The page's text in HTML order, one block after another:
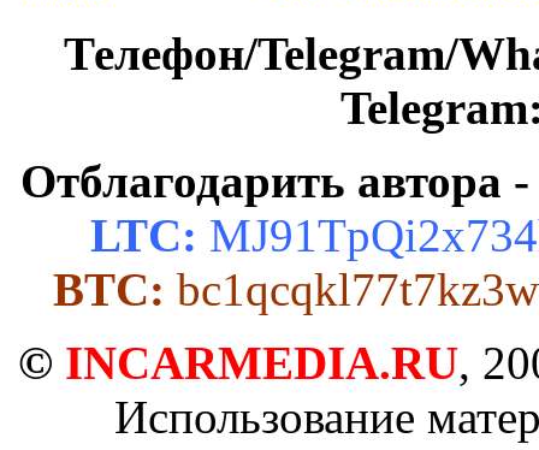
Телефон/Telegram/
Отблагодарить автора -
LTC:
BTC:
© INCARMEDIA.RU,
Использование